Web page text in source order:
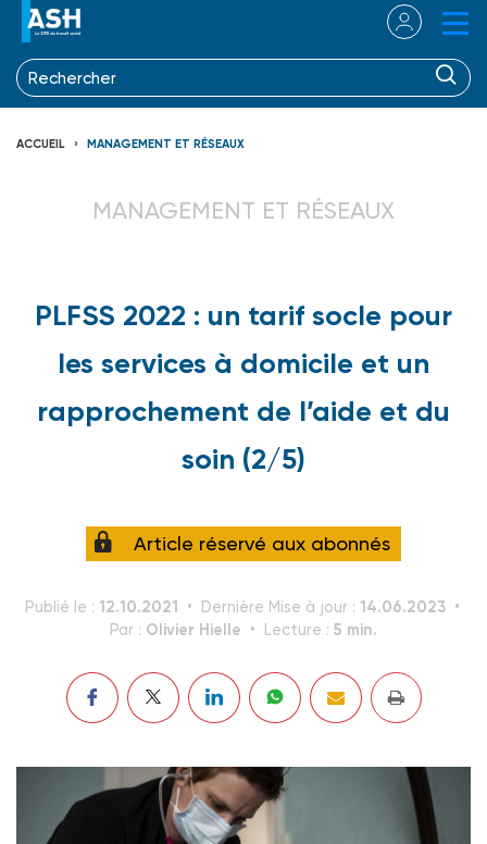
ACCUEIL MANAGEMENT ET RÉSEAUX
MANAGEMENT ET RÉSEAUX
PLFSS 2022 : un tarif socle pour
les services à domicile et un
rapprochement de l’aide et du
soin (2/5)
Article réservé aux abonnés
Publié le : 12.10.2021 Dernière Mise à jour : 14.06.2023
Par : Olivier Hielle Lecture : 5 min.